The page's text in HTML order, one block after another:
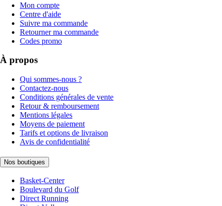
Mon compte
Centre d'aide
Suivre ma commande
Retourner ma commande
Codes promo
À propos
Qui sommes-nous ?
Contactez-nous
Conditions générales de vente
Retour & remboursement
Mentions légales
Moyens de paiement
Tarifs et options de livraison
Avis de confidentialité
Nos boutiques
Basket-Center
Boulevard du Golf
Direct Running